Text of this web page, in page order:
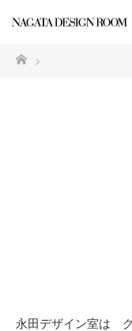
ホーム
永田デザイン室は